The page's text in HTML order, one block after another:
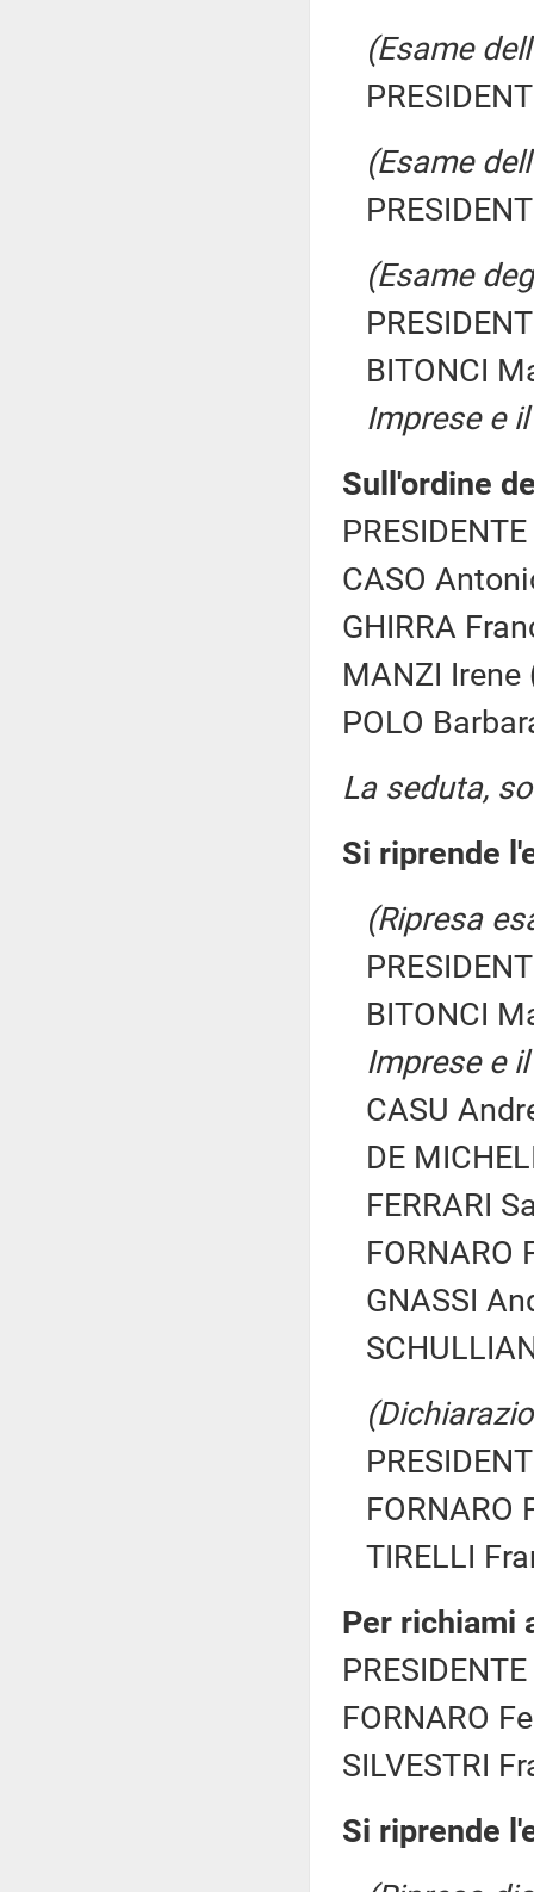
(Esame
(Esame
(Esame
BITONCI
Imprese e
Sull'ordine
CASO
GHIRRA
MANZI Irene
POLO
La seduta,
Si riprende
(Ripresa
BITONCI
Imprese e
CASU
DE
FERRARI
FORNARO
GNASSI
FORNARO
TIRELLI
Per richiami
FORNARO
SILVESTRI
Si riprende